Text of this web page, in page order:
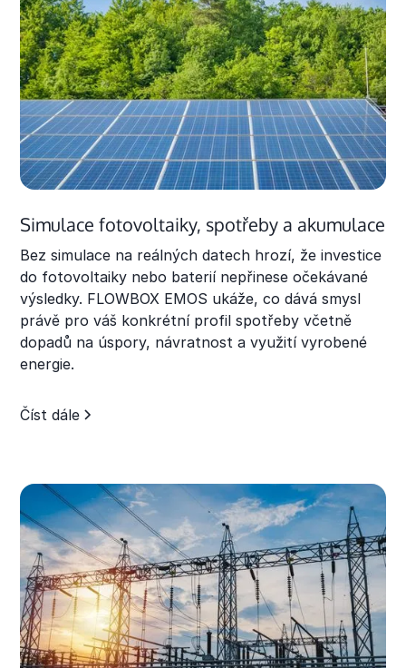
Simulace fotovoltaiky, spotřeby a akumulace
Bez simulace na reálných datech hrozí, že investice
do fotovoltaiky nebo baterií nepřinese očekávané
výsledky. FLOWBOX EMOS ukáže, co dává smysl
právě pro váš konkrétní profil spotřeby včetně
dopadů na úspory, návratnost a využití vyrobené
energie.
Číst dále